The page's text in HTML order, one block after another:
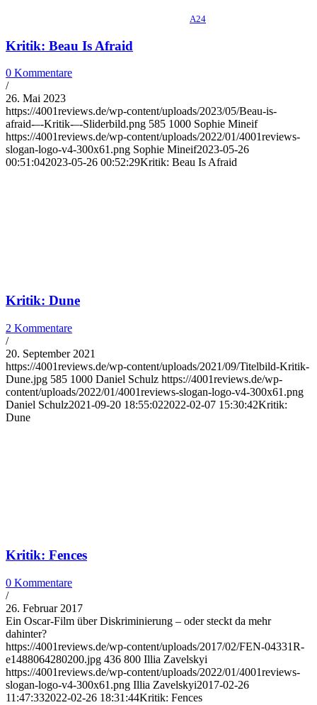
A24
Kritik: Beau Is Afraid
0 Kommentare
/
26. Mai 2023
https://4001reviews.de/wp-content/uploads/2023/05/Beau-is-
afraid-–-Kritik-–-Sliderbild.png 585 1000 Sophie Mineif
https://4001reviews.de/wp-content/uploads/2022/01/4001reviews-
slogan-logo-v4-300x61.png Sophie Mineif2023-05-26
00:51:042023-05-26 00:52:29Kritik: Beau Is Afraid
Kritik: Dune
2 Kommentare
/
20. September 2021
https://4001reviews.de/wp-content/uploads/2021/09/Titelbild-Kritik-
Dune.jpg 585 1000 Daniel Schulz https://4001reviews.de/wp-
content/uploads/2022/01/4001reviews-slogan-logo-v4-300x61.png
Daniel Schulz2021-09-20 18:55:022022-02-07 15:30:42Kritik:
Dune
Kritik: Fences
0 Kommentare
/
26. Februar 2017
Ein Oscar-Film über Diskriminierung – oder steckt da mehr
dahinter?
https://4001reviews.de/wp-content/uploads/2017/02/FEN-04331R-
e1488064280200.jpg 436 800 Illia Zavelskyi
https://4001reviews.de/wp-content/uploads/2022/01/4001reviews-
slogan-logo-v4-300x61.png Illia Zavelskyi2017-02-26
11:47:332022-02-26 18:31:44Kritik: Fences